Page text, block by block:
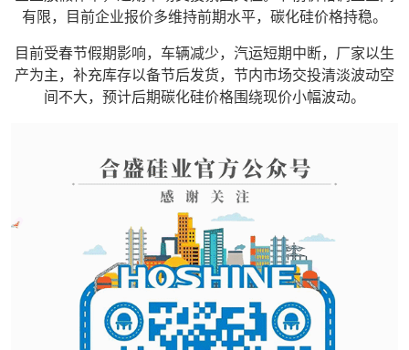
有限，目前企业报价多维持前期水平，碳化硅价格持稳。
目前受春节假期影响，车辆减少，汽运短期中断，厂家以生
产为主，补充库存以备节后发货，节内市场交投清淡波动空
间不大，预计后期碳化硅价格围绕现价小幅波动。